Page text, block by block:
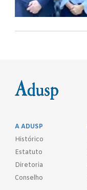
A ADUSP
Histórico
Estatuto
Diretoria
Conselho